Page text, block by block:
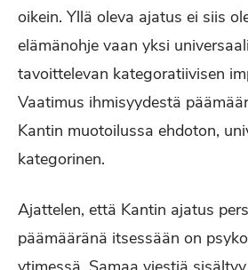
oikein. Yllä oleva ajatus ei siis
elämänohje vaan yksi
tavoittelevan kategoratiivisen
Vaatimus ihmisyydestä
Kantin muotoilussa ehdoton,
kategorinen.
Ajattelen, että Kantin ajatus
päämääränä itsessään on